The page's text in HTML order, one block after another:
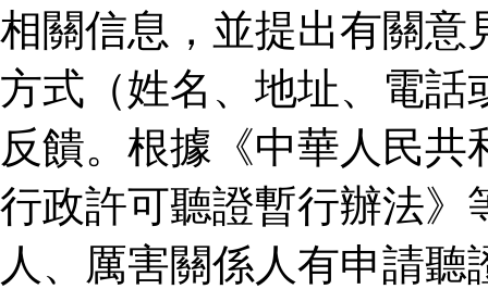
相關信息，並提出有關意
方式（姓名、地址、電話
反饋。根據《中華人民
行政許可聽證暫行辦法》
人、厲害關係人有申請